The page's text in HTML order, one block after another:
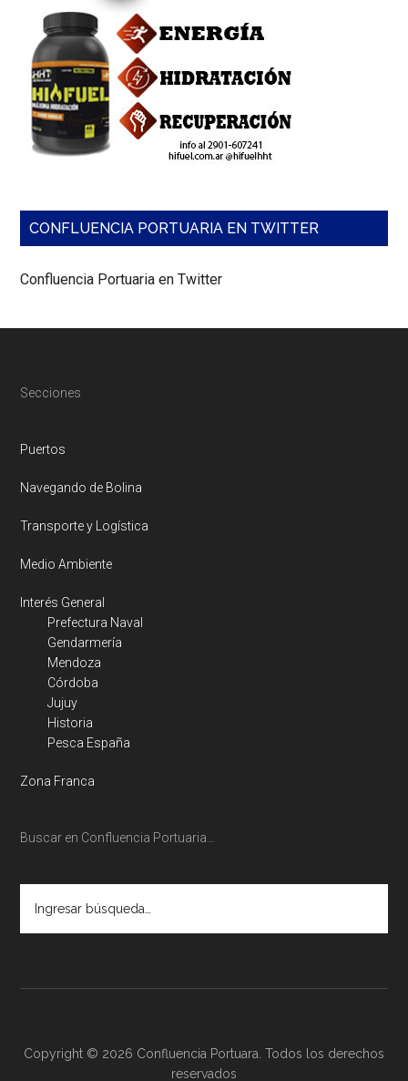
CONFLUENCIA PORTUARIA EN TWITTER
Confluencia Portuaria en Twitter
Footer
Secciones
Puertos
Navegando de Bolina
Transporte y Logística
Medio Ambiente
Interés General
Prefectura Naval
Gendarmería
Mendoza
Córdoba
Jujuy
Historia
Pesca España
Zona Franca
Buscar en Confluencia Portuaria…
búsqueda…
Copyright © 2026 Confluencia Portuara. Todos los derechos
reservados